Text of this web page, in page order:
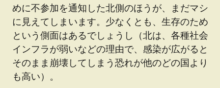
めに不参加を通知した北側のほうが、まだマシ
に見えてしまいます。少なくとも、生存のため
という側面はあるでしょうし（北は、各種社会
インフラが弱いなどの理由で、感染が広がると
そのまま崩壊してしまう恐れが他のどの国より
も高い）。